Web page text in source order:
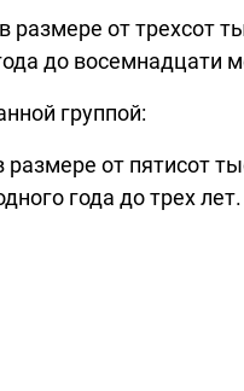
от трехсот
до восемнадцати
группой:
от пятисот
года до трех лет.